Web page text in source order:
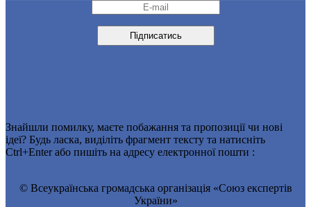
Знайшли помилку, маєте побажання та пропозиції чи нові
ідеї? Будь ласка, виділіть фрагмент тексту та натисніть
Ctrl+Enter або пишіть на адресу електронної пошти :
© Всеукраїнська громадська організація «Союз експертів
України»